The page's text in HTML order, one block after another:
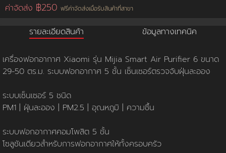
ค่าจัดส่ง ฿250 ฟรีค่าจัดส่งเมื่อรับสินค้าที่สาขา
รายละเอียดสินค้า ข้อมูลทางเทคนิค
คณะกรรมการบริหาร
การคืนเงินและคืนสินค้า
ทวียนต์ 53 สาขา